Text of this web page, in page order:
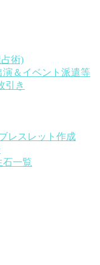
術)
＆イベント派遣等
引き
レスレット作成
石一覧